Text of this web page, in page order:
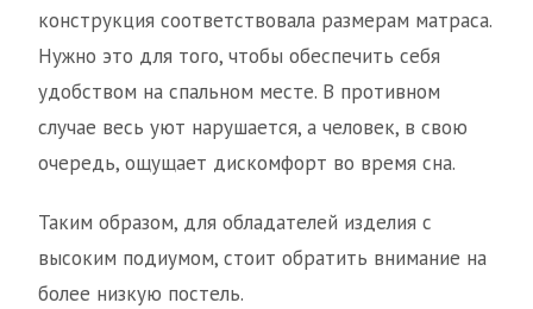
конструкция соответствовала размерам матраса.
Нужно это для того, чтобы обеспечить себя
удобством на спальном месте. В противном
случае весь уют нарушается, а человек, в свою
очередь, ощущает дискомфорт во время сна.
Таким образом, для обладателей изделия с
высоким подиумом, стоит обратить внимание на
более низкую постель.